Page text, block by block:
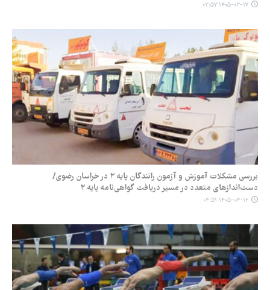
۱۴۰۵-۰۳-۱۷ ۰۳:۵۷
بررسی مشکلات آموزش و آزمون رانندگان پایه ۲ در خراسان رضوی/
دست‌اندازهای متعدد در مسیر دریافت گواهی‌نامه پایه ۲
۱۴۰۵-۰۳-۱۲ ۰۴:۵۱